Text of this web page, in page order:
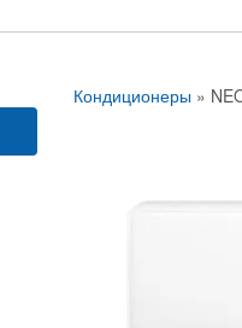
Кондиционеры»